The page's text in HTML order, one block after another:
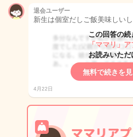
退会ユーザー
新生は個室だしご飯美味しい
この回答の続
「ママリ」ア
お読みいただ
無料で続きを
4月22日